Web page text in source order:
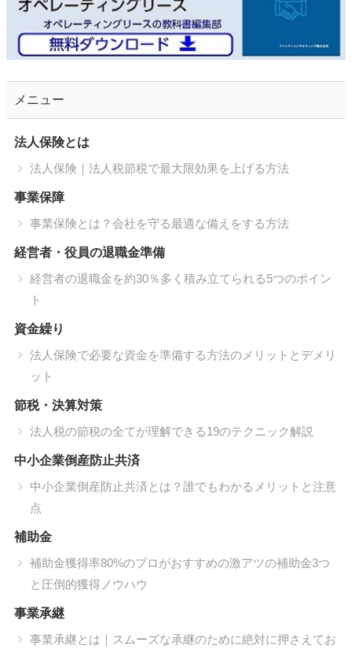
メニュー
法人保険とは
法人保険｜法人税節税で最大限効果を上げる方法
事業保障
事業保険とは？会社を守る最適な備えをする方法
経営者・役員の退職金準備
経営者の退職金を約30％多く積み立てられる5つのポイン
ト
資金繰り
法人保険で必要な資金を準備する方法のメリットとデメリ
ット
節税・決算対策
法人税の節税の全てが理解できる19のテクニック解説
中小企業倒産防止共済
中小企業倒産防止共済とは？誰でもわかるメリットと注意
点
補助金
補助金獲得率80%のプロがおすすめの激アツの補助金3つ
と圧倒的獲得ノウハウ
事業承継
事業承継とは｜スムーズな承継のために絶対に押さえてお